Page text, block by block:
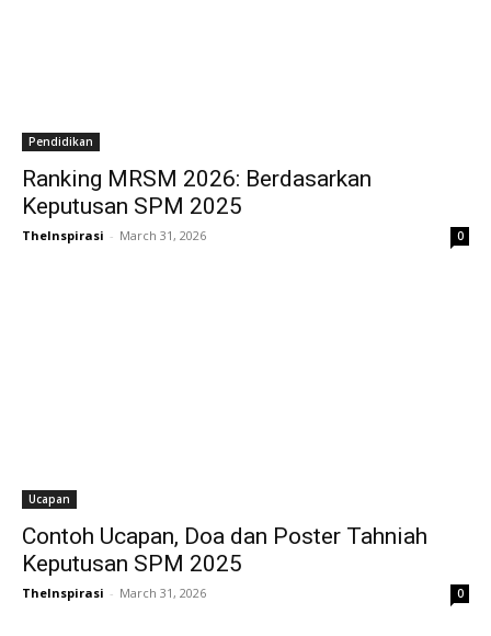
Pendidikan
Ranking MRSM 2026: Berdasarkan
Keputusan SPM 2025
TheInspirasi - March 31, 2026 0
Ucapan
Contoh Ucapan, Doa dan Poster Tahniah
Keputusan SPM 2025
TheInspirasi - March 31, 2026 0